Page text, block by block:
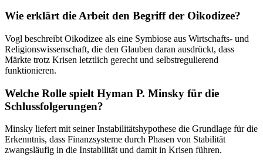
Wie erklärt die Arbeit den Begriff der Oikodizee?
Vogl beschreibt Oikodizee als eine Symbiose aus Wirtschafts- und
Religionswissenschaft, die den Glauben daran ausdrückt, dass
Märkte trotz Krisen letztlich gerecht und selbstregulierend
funktionieren.
Welche Rolle spielt Hyman P. Minsky für die
Schlussfolgerungen?
Minsky liefert mit seiner Instabilitätshypothese die Grundlage für die
Erkenntnis, dass Finanzsysteme durch Phasen von Stabilität
zwangsläufig in die Instabilität und damit in Krisen führen.